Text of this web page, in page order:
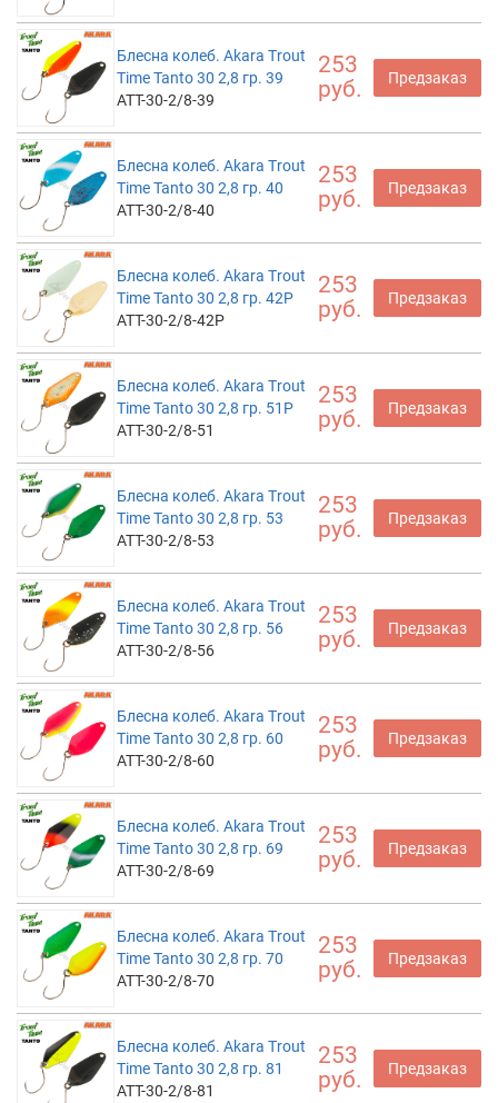
Блесна колеб. Akara Trout
Time Tanto 30 2,8 гр. 39
ATT-30-2/8-39
253
руб.
Предзаказ
Блесна колеб. Akara Trout
Time Tanto 30 2,8 гр. 40
ATT-30-2/8-40
253
руб.
Предзаказ
Блесна колеб. Akara Trout
Time Tanto 30 2,8 гр. 42P
ATT-30-2/8-42P
253
руб.
Предзаказ
Блесна колеб. Akara Trout
Time Tanto 30 2,8 гр. 51P
ATT-30-2/8-51
253
руб.
Предзаказ
Блесна колеб. Akara Trout
Time Tanto 30 2,8 гр. 53
ATT-30-2/8-53
253
руб.
Предзаказ
Блесна колеб. Akara Trout
Time Tanto 30 2,8 гр. 56
ATT-30-2/8-56
253
руб.
Предзаказ
Блесна колеб. Akara Trout
Time Tanto 30 2,8 гр. 60
ATT-30-2/8-60
253
руб.
Предзаказ
Блесна колеб. Akara Trout
Time Tanto 30 2,8 гр. 69
ATT-30-2/8-69
253
руб.
Предзаказ
Блесна колеб. Akara Trout
Time Tanto 30 2,8 гр. 70
ATT-30-2/8-70
253
руб.
Предзаказ
Блесна колеб. Akara Trout
Time Tanto 30 2,8 гр. 81
ATT-30-2/8-81
253
руб.
Предзаказ